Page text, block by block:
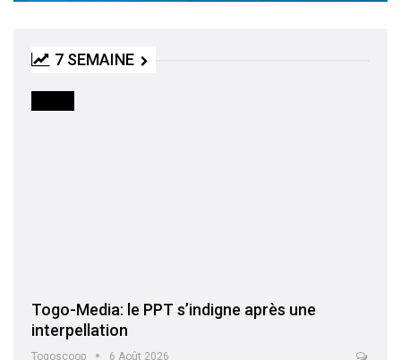
7 SEMAINE
Togo-Media: le PPT s’indigne après une
interpellation
Togoscoop 6 Août 2026